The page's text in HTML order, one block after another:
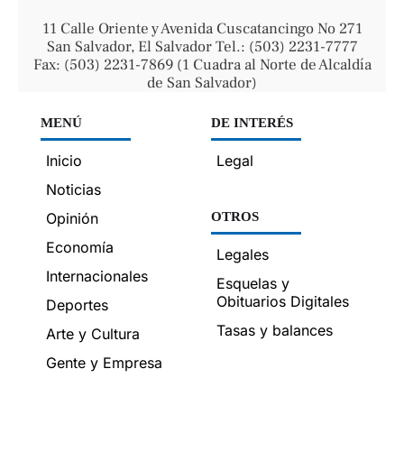
11 Calle Oriente y Avenida Cuscatancingo No 271
San Salvador, El Salvador Tel.: (503) 2231-7777
Fax: (503) 2231-7869 (1 Cuadra al Norte de Alcaldía
de San Salvador)
MENÚ
Inicio
Noticias
Opinión
Economía
Internacionales
Deportes
Arte y Cultura
Gente y Empresa
DE INTERÉS
Legal
OTROS
Legales
Esquelas y
Obituarios Digitales
Tasas y balances